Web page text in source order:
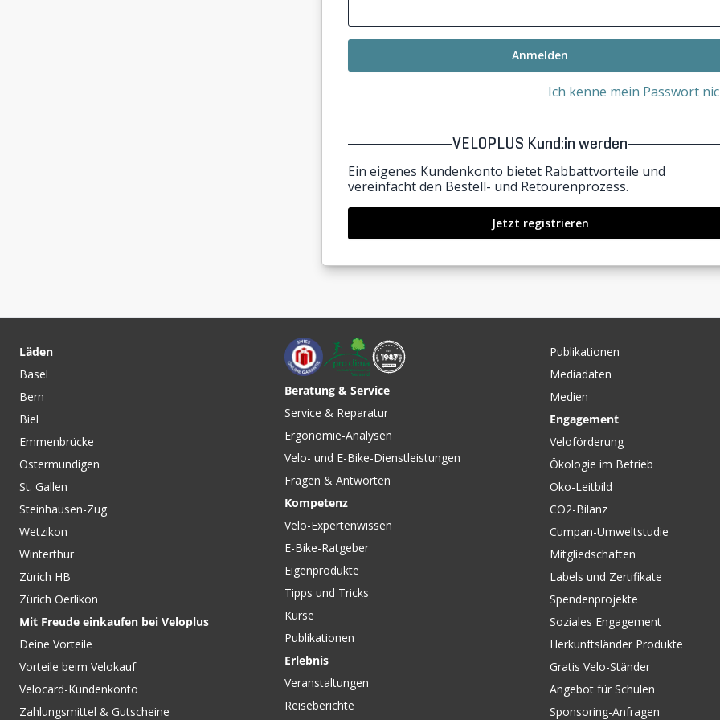
Anmelden
Ich kenne mein Passwort
VELOPLUS Kund:in werden
Ein eigenes Kundenkonto bietet Rabbattvorteile und
vereinfacht den Bestell- und Retourenprozess.
Jetzt registrieren
Läden
Basel
Bern
Biel
Emmenbrücke
Ostermundigen
St. Gallen
Steinhausen-Zug
Wetzikon
Winterthur
Zürich HB
Zürich Oerlikon
Mit Freude einkaufen bei Veloplus
Deine Vorteile
Vorteile beim Velokauf
Velocard-Kundenkonto
Zahlungsmittel & Gutscheine
Beratung & Service
Service & Reparatur
Ergonomie-Analysen
Velo- und E-Bike-Dienstleistungen
Fragen & Antworten
Kompetenz
Velo-Expertenwissen
E-Bike-Ratgeber
Eigenprodukte
Tipps und Tricks
Kurse
Publikationen
Erlebnis
Veranstaltungen
Reiseberichte
Publikationen
Mediadaten
Medien
Engagement
Veloförderung
Ökologie im Betrieb
Öko-Leitbild
CO2-Bilanz
Cumpan-Umweltstudie
Mitgliedschaften
Labels und Zertifikate
Spendenprojekte
Soziales Engagement
Herkunftsländer Produkte
Gratis Velo-Ständer
Angebot für Schulen
Sponsoring-Anfragen